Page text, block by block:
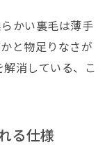
かい裏毛は薄手
と物足りなさが
消している、こ
る仕様